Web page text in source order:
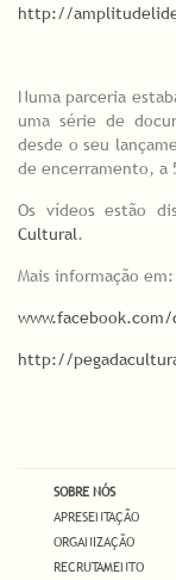
http://
Numa parceria
uma série de
desde o seu
de encerramento, a
Os vídeos estão
Cultural.
Mais informação em:
http://
SOBRE NÓS
APRESENTAÇÃO
ORGANIZAÇÃO
RECRUTAMENTO